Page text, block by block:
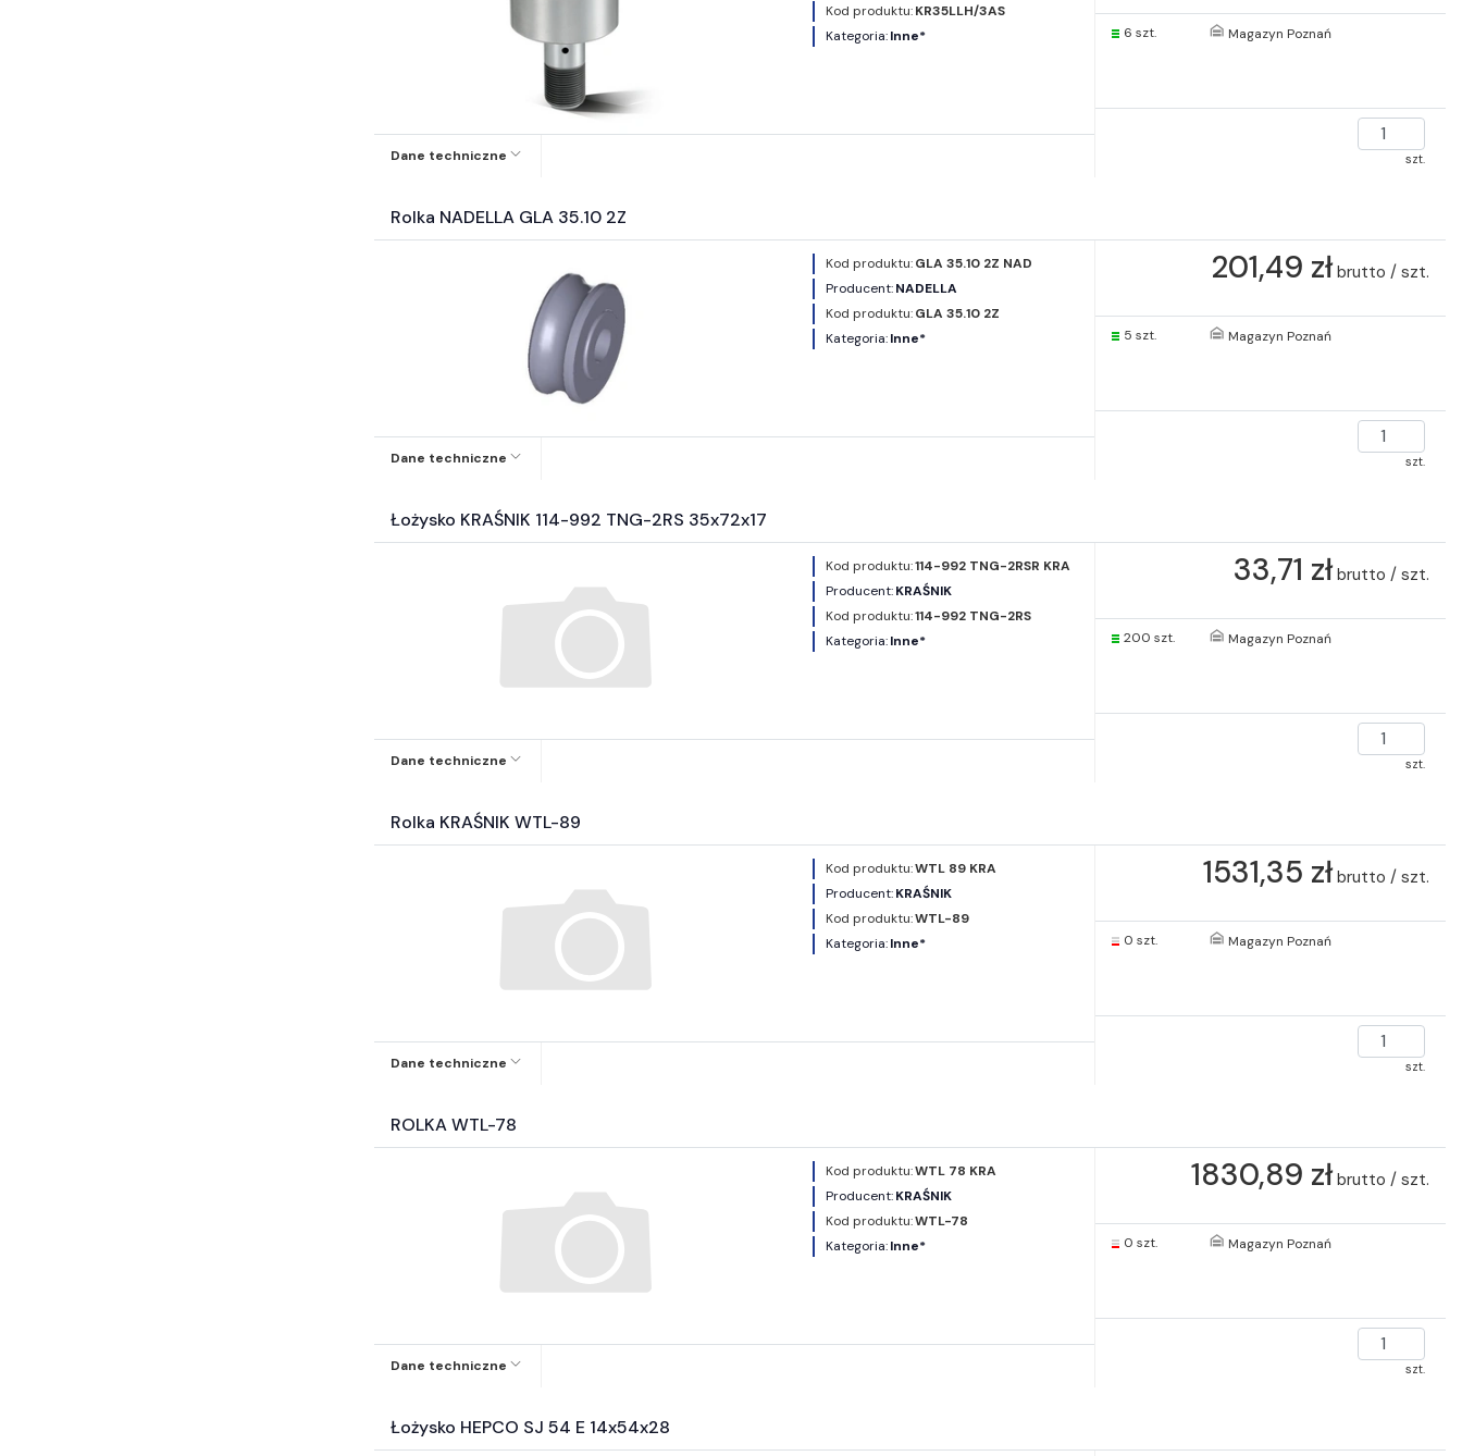
Kod produktu:KR35LLH/3AS
Kategoria:Inne*
Dane techniczne
6 szt. Magazyn Poznań
szt.
Rolka NADELLA GLA 35.10 2Z
Kod produktu:GLA 35.10 2Z NAD
Producent:NADELLA
Kod produktu:GLA 35.10 2Z
Kategoria:Inne*
Dane techniczne
201,49 zł brutto / szt.
5 szt. Magazyn Poznań
szt.
Łożysko KRAŚNIK 114-992 TNG-2RS 35x72x17
Kod produktu:114-992 TNG-2RSR KRA
Producent:KRAŚNIK
Kod produktu:114-992 TNG-2RS
Kategoria:Inne*
Dane techniczne
33,71 zł brutto / szt.
200 szt. Magazyn Poznań
szt.
Rolka KRAŚNIK WTL-89
Kod produktu:WTL 89 KRA
Producent:KRAŚNIK
Kod produktu:WTL-89
Kategoria:Inne*
Dane techniczne
1531,35 zł brutto / szt.
0 szt. Magazyn Poznań
szt.
ROLKA WTL-78
Kod produktu:WTL 78 KRA
Producent:KRAŚNIK
Kod produktu:WTL-78
Kategoria:Inne*
Dane techniczne
1830,89 zł brutto / szt.
0 szt. Magazyn Poznań
szt.
Łożysko HEPCO SJ 54 E 14x54x28